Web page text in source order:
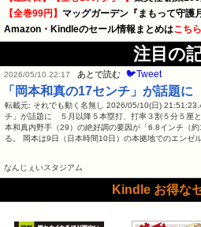
【全巻99円】 マッグガーデン『まもって守護
Amazon・Kindleのセール情報まとめはこちら
注目の
2026/05/10 22:17 あとで読む 🐦Tweet
「岡本和真の17センチ」が話題
転載元: それでも動く名無し 2026/05/10(日)
チ」が話題に ５月以降５本塁打、打率３割５分５
本和真内野手（29）の絶好調の要因が「6.8インチ（
る。 岡本は9日（日本時間10日）の本拠地でのエンゼ
なんじぇいスタジアム
Kindle お得な